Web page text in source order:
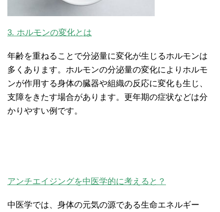
3. ホルモンの変化とは
年齢を重ねることで分泌量に変化が生じるホルモンは
多くあります。ホルモンの分泌量の変化によりホルモ
ンが作用する身体の臓器や組織の反応に変化も生じ、
支障をきたす場合があります。更年期の症状などは分
かりやすい例です。
アンチエイジングを中医学的に考えると？
中医学では、身体の元気の源である生命エネルギー